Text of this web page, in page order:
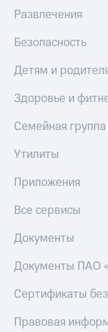
Развлечения
Безопасность
Детям и
Здоровье и
Семейная группа
Утилиты
Приложения
Все сервисы
Документы
Документы ПАО
Сертификаты
Правовая